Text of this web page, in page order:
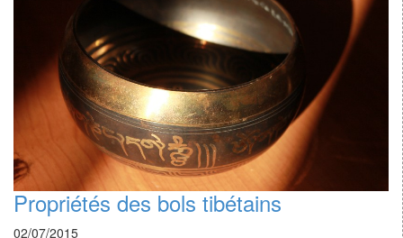
Propriétés des bols tibétains
02/07/2015